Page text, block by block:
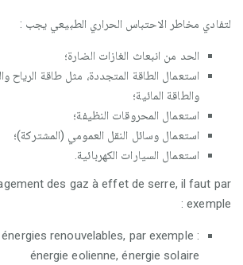
لتفادي مخاطر الاحتباس الحراري الطبيعي يجب :
الحد من انبعاث الغازات الضارة؛
استعمال الطاقة المتجددة، مثل طاقة الرياح
والطاقة المائية؛
استعمال المحروقات النظيفة؛
استعمال وسائل النقل العمومي (المشتركة)؛
استعمال السيارات الكهربائية.
des gaz à effet de serre, il faut par
exemple :
renouvelables, par exemple :
énergie eolienne, énergie solaire